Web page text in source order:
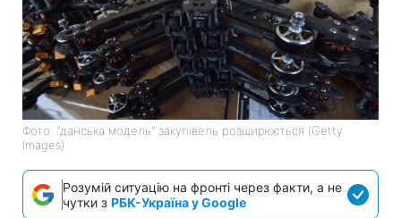
Фото: "данська модель" закупівель розширюється (Getty
Images)
Розумій ситуацію на фронті через факти, а не
чутки з РБК-Україна у Google